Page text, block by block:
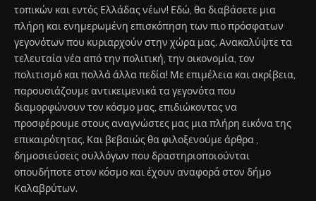
τοπικών και εντός Ελλάδας νέων! Εδώ, θα διαβάσετε μια
πλήρη και ενημερωμένη επισκόπηση των πιο πρόσφατων
γεγονότων που κυριαρχούν στην χώρα μας. Ανακαλύψτε τα
τελευταία νέα από την πολιτική, την οικονομία, τον
πολιτισμό και πολλά άλλα πεδία! Με επιμέλεια και ακρίβεια,
παρουσιάζουμε αντικειμενικά τα γεγονότα που
διαμορφώνουν τον κόσμο μας, επιδιώκοντας να
προσφέρουμε στους αναγνώστες μας μια πλήρη εικόνα της
επικαιρότητας. Και βεβαιώς θα φιλοξενούμε άρθρα ,
δημοσιεύσεις συλλόγων που δραστηριοποιούνται
οπουδήποτε στον κόσμο και έχουν αναφορά στον δήμο
Καλαβρύτων.